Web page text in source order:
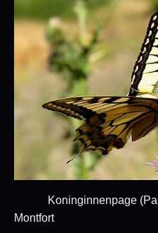
Koninginnenpage
Montfort